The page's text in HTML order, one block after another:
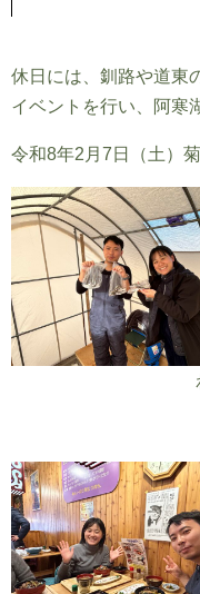
休日には、釧路や道東
イベントを行い、阿寒
令和8年2月7日（土）